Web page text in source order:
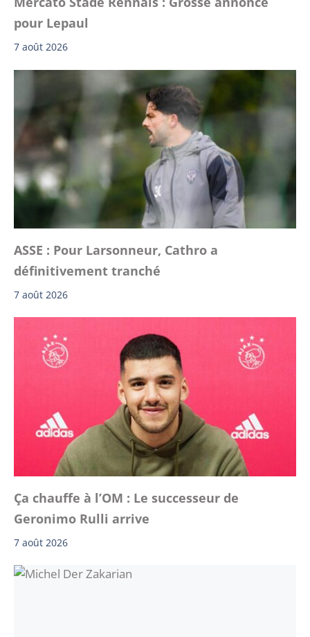
pour Lepaul
7 août 2026
ASSE : Pour Larsonneur, Cathro a
définitivement tranché
7 août 2026
Ça chauffe à l’OM : Le successeur de
Geronimo Rulli arrive
7 août 2026